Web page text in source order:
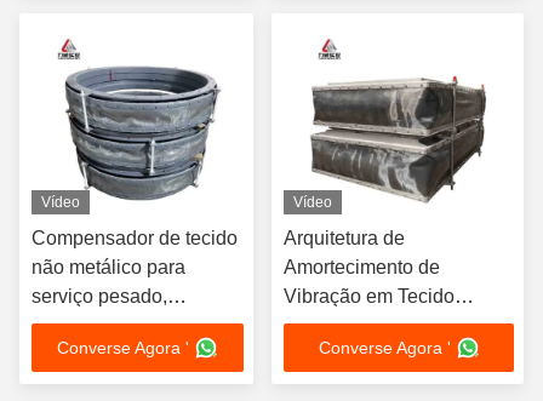
Vídeo
Compensador de tecido
não metálico para
serviço pesado,
oferecendo flexibilidade
superior e resistência à
corrosão para
Converse Agora '
Vídeo
Arquitetura de
Amortecimento de
Vibração em Tecido
Metálico com Faixa de
Tamanhos DN50 a
DN2000 Ideal para
Converse Agora '